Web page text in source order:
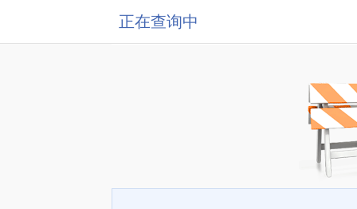
正在查询中